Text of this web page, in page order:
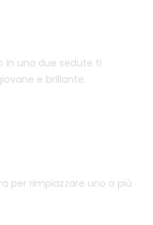
in una due sedute ti
e brillante.
per rimpiazzare uno o più